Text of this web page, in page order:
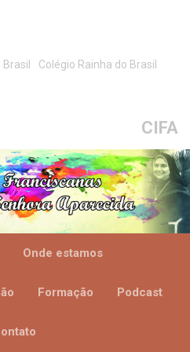
Brasil
Colégio Rainha do Brasil
CIFA
Onde estamos
Formação Podcast